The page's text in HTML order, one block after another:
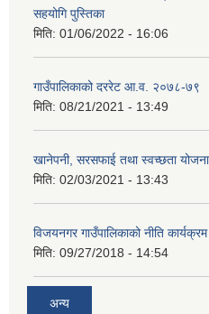
सहयोगि पुस्तिका
मिति: 01/06/2022 - 16:06
गाउँपालिकाको दररेट आ.व. २०७८-७९
मिति: 08/21/2021 - 13:49
खानेपनी, सरसफाई तथा स्वच्छता
मिति: 02/03/2021 - 13:43
विजयनगर गाउँपालिकाको नीति
मिति: 09/27/2018 - 14:54
अन्य